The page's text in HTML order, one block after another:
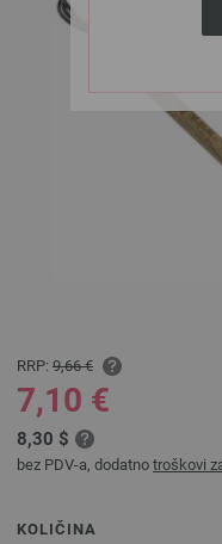
RRP: 9,66 €
7,10 €
8,30 $
bez PDV-a, dodatno troškovi
KOLIČINA